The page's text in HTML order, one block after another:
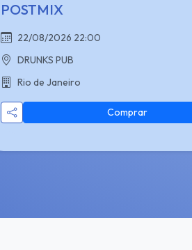
POSTMIX
22/08/2026 22:00
DRUNKS PUB
Rio de Janeiro
Comprar